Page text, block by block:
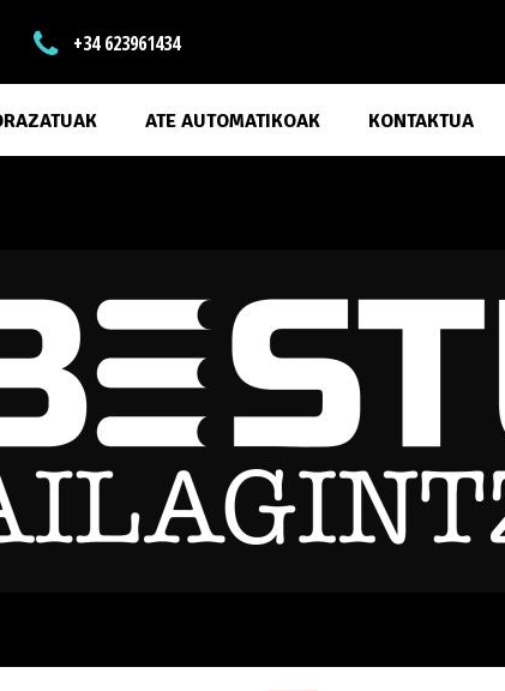
 +34 623961434
ATE AUTOMATIKOAK KONTAKTUA